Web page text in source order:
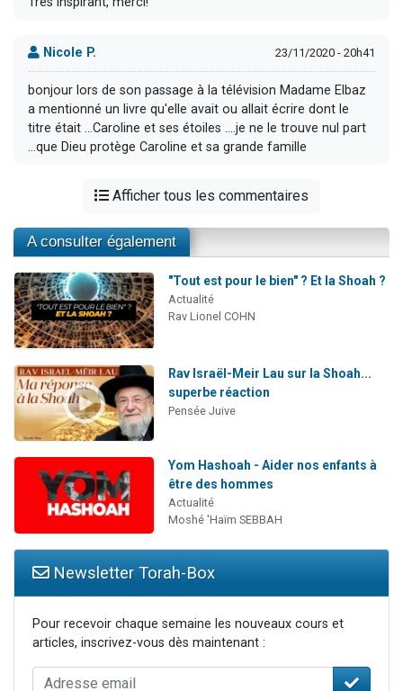
Nicole P. 23/11/2020 - 20h41
bonjour lors de son passage à la télévision Madame Elbaz
a mentionné un livre qu'elle avait ou allait écrire dont le
titre était ...Caroline et ses étoiles ....je ne le trouve nul part
...que Dieu protège Caroline et sa grande famille
Afficher tous les commentaires
A consulter également
"Tout est pour le bien" ? Et la Shoah ?
Actualité
Rav Lionel COHN
Rav Israël-Meir Lau sur la Shoah...
superbe réaction
Pensée Juive
Yom Hashoah - Aider nos enfants à
être des hommes
Actualité
Moshé 'Haïm SEBBAH
Newsletter Torah-Box
Pour recevoir chaque semaine les nouveaux cours et
articles, inscrivez-vous dès maintenant :